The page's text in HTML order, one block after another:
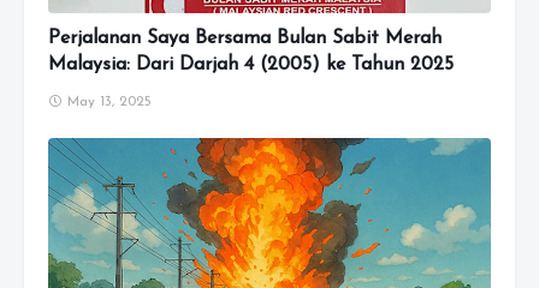
Perjalanan Saya Bersama Bulan Sabit Merah
Malaysia: Dari Darjah 4 (2005) ke Tahun 2025
May 13, 2025